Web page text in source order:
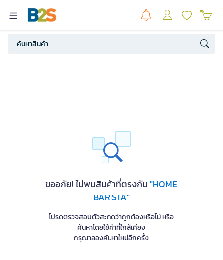
ขออภัย! ไม่พบสินค้าที่ตรงกับ"HOME
BARISTA"
โปรดตรวจสอบตัวสะกดว่าถูกต้องหรือไม่ หรือ
ค้นหาโดยใช้คำที่ใกล้เคียง
กรุณาลองค้นหาใหม่อีกครั้ง